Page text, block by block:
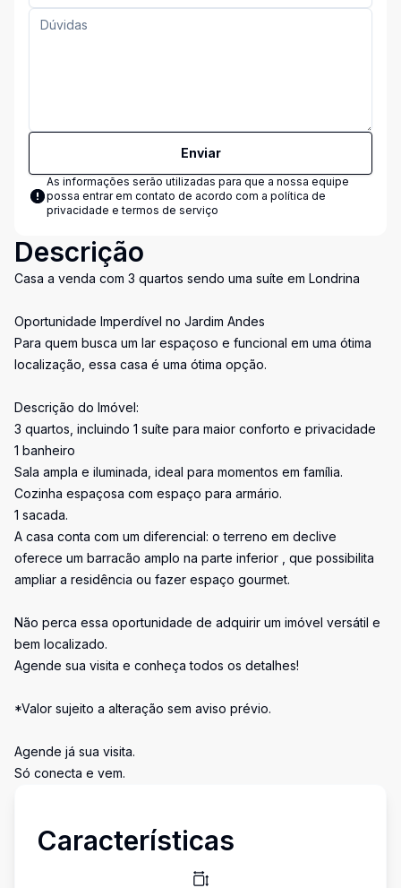
Enviar
As informações serão utilizadas para que a nossa equipe
possa entrar em contato de acordo com a política de
privacidade e termos de serviço
Descrição
Casa a venda com 3 quartos sendo uma suíte em Londrina
Oportunidade Imperdível no Jardim Andes
Para quem busca um lar espaçoso e funcional em uma ótima
localização, essa casa é uma ótima opção.
Descrição do Imóvel:
3 quartos, incluindo 1 suíte para maior conforto e privacidade
1 banheiro
Sala ampla e iluminada, ideal para momentos em família.
Cozinha espaçosa com espaço para armário.
1 sacada.
A casa conta com um diferencial: o terreno em declive
oferece um barracão amplo na parte inferior , que possibilita
ampliar a residência ou fazer espaço gourmet.
Não perca essa oportunidade de adquirir um imóvel versátil e
bem localizado.
Agende sua visita e conheça todos os detalhes!
*Valor sujeito a alteração sem aviso prévio.
Agende já sua visita.
Só conecta e vem.
Características